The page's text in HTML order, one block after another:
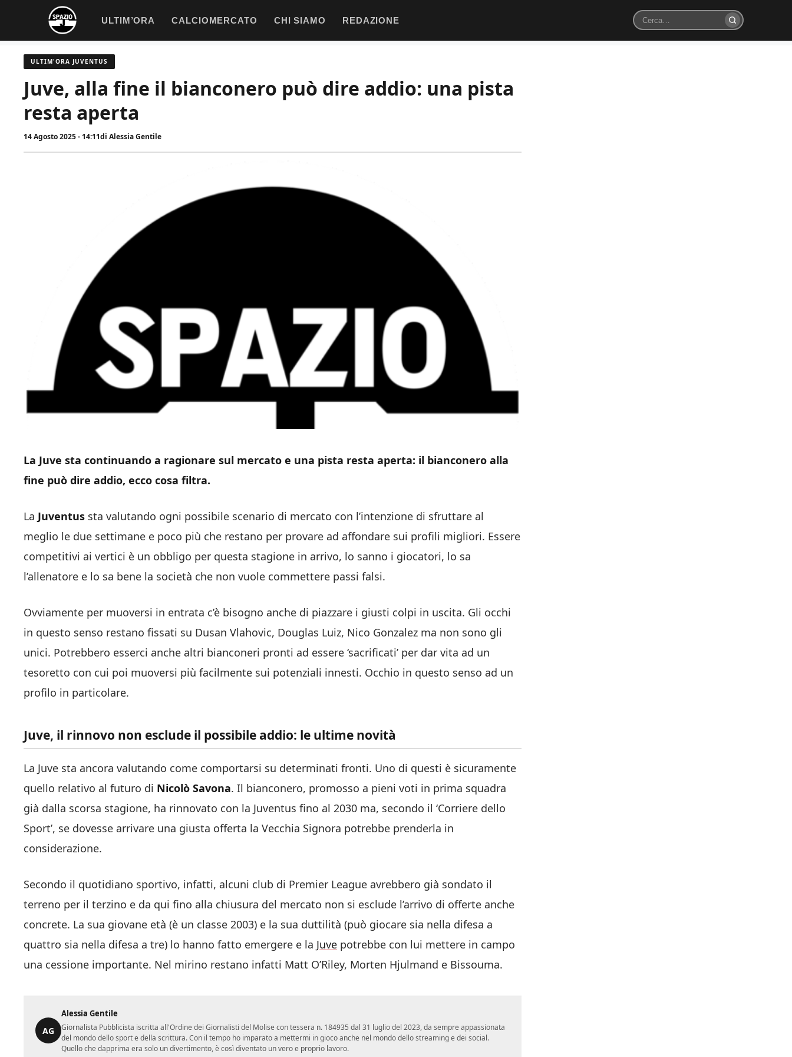
contenuto
ULTIM’ORA CALCIOMERCATO CHI SIAMO REDAZIONE
Cerca
ULTIM'ORA JUVENTUS
Juve, alla fine il bianconero può dire addio: una pista
resta aperta
14 Agosto 2025 - 14:11di Alessia Gentile
La Juve sta continuando a ragionare sul mercato e una pista resta aperta: il bianconero alla
fine può dire addio, ecco cosa filtra.
La Juventus sta valutando ogni possibile scenario di mercato con l’intenzione di sfruttare al
meglio le due settimane e poco più che restano per provare ad affondare sui profili migliori. Essere
competitivi ai vertici è un obbligo per questa stagione in arrivo, lo sanno i giocatori, lo sa
l’allenatore e lo sa bene la società che non vuole commettere passi falsi.
Ovviamente per muoversi in entrata c’è bisogno anche di piazzare i giusti colpi in uscita. Gli occhi
in questo senso restano fissati su Dusan Vlahovic, Douglas Luiz, Nico Gonzalez ma non sono gli
unici. Potrebbero esserci anche altri bianconeri pronti ad essere ‘sacrificati’ per dar vita ad un
tesoretto con cui poi muoversi più facilmente sui potenziali innesti. Occhio in questo senso ad un
profilo in particolare.
Juve, il rinnovo non esclude il possibile addio: le ultime novità
La Juve sta ancora valutando come comportarsi su determinati fronti. Uno di questi è sicuramente
quello relativo al futuro di Nicolò Savona. Il bianconero, promosso a pieni voti in prima squadra
già dalla scorsa stagione, ha rinnovato con la Juventus fino al 2030 ma, secondo il ‘Corriere dello
Sport’, se dovesse arrivare una giusta offerta la Vecchia Signora potrebbe prenderla in
considerazione.
Secondo il quotidiano sportivo, infatti, alcuni club di Premier League avrebbero già sondato il
terreno per il terzino e da qui fino alla chiusura del mercato non si esclude l’arrivo di offerte anche
concrete. La sua giovane età (è un classe 2003) e la sua duttilità (può giocare sia nella difesa a
quattro sia nella difesa a tre) lo hanno fatto emergere e la Juve potrebbe con lui mettere in campo
una cessione importante. Nel mirino restano infatti Matt O’Riley, Morten Hjulmand e Bissouma.
AG
Alessia Gentile
Giornalista Pubblicista iscritta all'Ordine dei Giornalisti del Molise con tessera n. 184935 dal 31 luglio del 2023, da sempre appassionata
del mondo dello sport e della scrittura. Con il tempo ho imparato a mettermi in gioco anche nel mondo dello streaming e dei social.
Quello che dapprima era solo un divertimento, è così diventato un vero e proprio lavoro.